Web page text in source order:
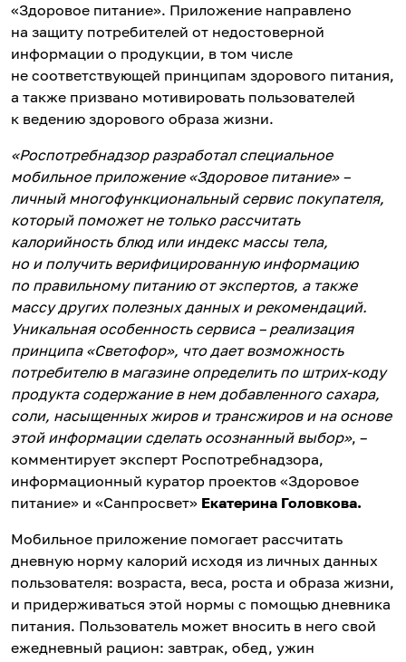
«Здоровое питание». Приложение направлено
на защиту потребителей от недостоверной
информации о продукции, в том числе
не соответствующей принципам здорового питания,
а также призвано мотивировать пользователей
к ведению здорового образа жизни.
«Роспотребнадзор разработал специальное
мобильное приложение «Здоровое питание» –
личный многофункциональный сервис покупателя,
который поможет не только рассчитать
калорийность блюд или индекс массы тела,
но и получить верифицированную информацию
по правильному питанию от экспертов, а также
массу других полезных данных и рекомендаций.
Уникальная особенность сервиса – реализация
принципа «Светофор», что дает возможность
потребителю в магазине определить по штрих-коду
продукта содержание в нем добавленного сахара,
соли, насыщенных жиров и трансжиров и на основе
этой информации сделать осознанный выбор», –
комментирует эксперт Роспотребнадзора,
информационный куратор проектов «Здоровое
питание» и «Санпросвет» Екатерина Головкова.
Мобильное приложение помогает рассчитать
дневную норму калорий исходя из личных данных
пользователя: возраста, веса, роста и образа жизни,
и придерживаться этой нормы с помощью дневника
питания. Пользователь может вносить в него свой
ежедневный рацион: завтрак, обед, ужин